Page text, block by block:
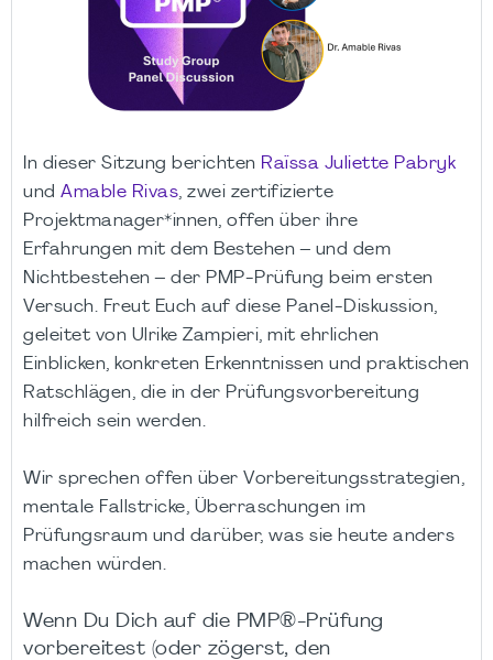
In dieser Sitzung berichten Raïssa Juliette Pabryk
und Amable Rivas, zwei zertifizierte
Projektmanager*innen, offen über ihre
Erfahrungen mit dem Bestehen – und dem
Nichtbestehen – der PMP-Prüfung beim ersten
Versuch. Freut Euch auf diese Panel-Diskussion,
geleitet von Ulrike Zampieri, mit ehrlichen
Einblicken, konkreten Erkenntnissen und praktischen
Ratschlägen, die in der Prüfungsvorbereitung
hilfreich sein werden.
Wir sprechen offen über Vorbereitungsstrategien,
mentale Fallstricke, Überraschungen im
Prüfungsraum und darüber, was sie heute anders
machen würden.
Wenn Du Dich auf die PMP®-Prüfung
vorbereitest (oder zögerst, den